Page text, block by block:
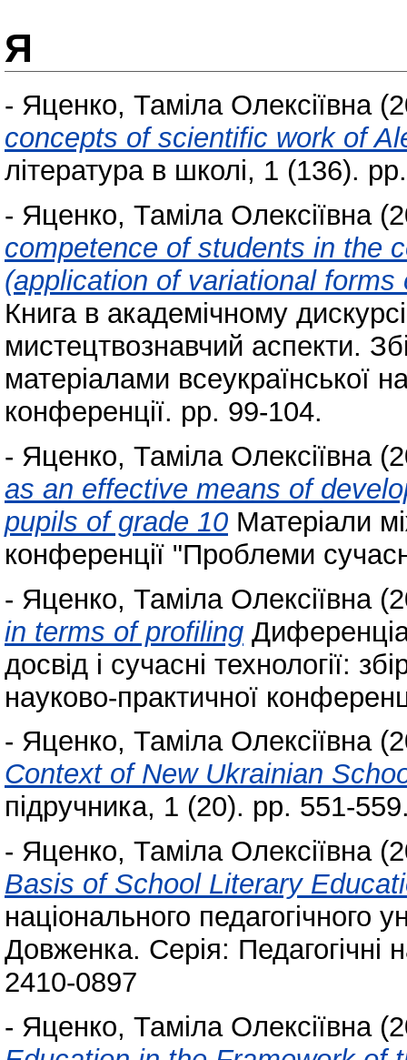
Я
- Яценко, Таміла Олексіївна
concepts of scientific work of
література в школі, 1 (136).
- Яценко, Таміла Олексіївна
competence of students in the
(application of variational
Книга в академічному
мистецтвознавчий аспекти.
матеріалами всеукраїнської
конференції. pp. 99-104.
- Яценко, Таміла Олексіївна
as an effective means of
pupils of grade 10 Матеріали
конференції "Проблеми
- Яценко, Таміла Олексіївна
in terms of profiling
досвід і сучасні технології:
науково-практичної
- Яценко, Таміла Олексіївна
Context of New Ukrainian
підручника, 1 (20). pp. 551-
- Яценко, Таміла Олексіївна
Basis of School Literary
національного педагогічного
Довженка. Серія:
2410-0897
- Яценко, Таміла Олексіївна